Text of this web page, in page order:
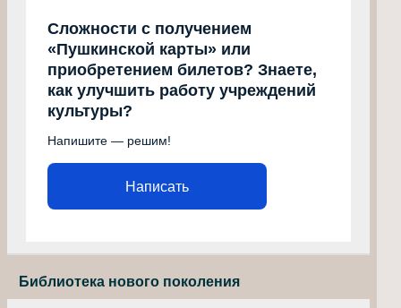
Сложности с получением
«Пушкинской карты» или
приобретением билетов? Знаете,
как улучшить работу учреждений
культуры?
Напишите — решим!
Написать
Библиотека нового поколения